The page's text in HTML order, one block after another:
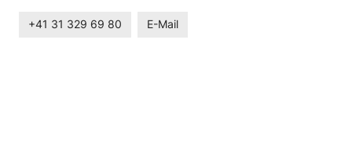
+41 31 329 69 80 E-Mail